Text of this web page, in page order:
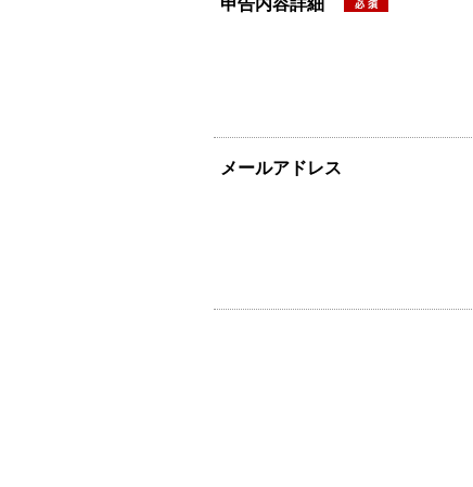
申告内容詳細
メールアドレス